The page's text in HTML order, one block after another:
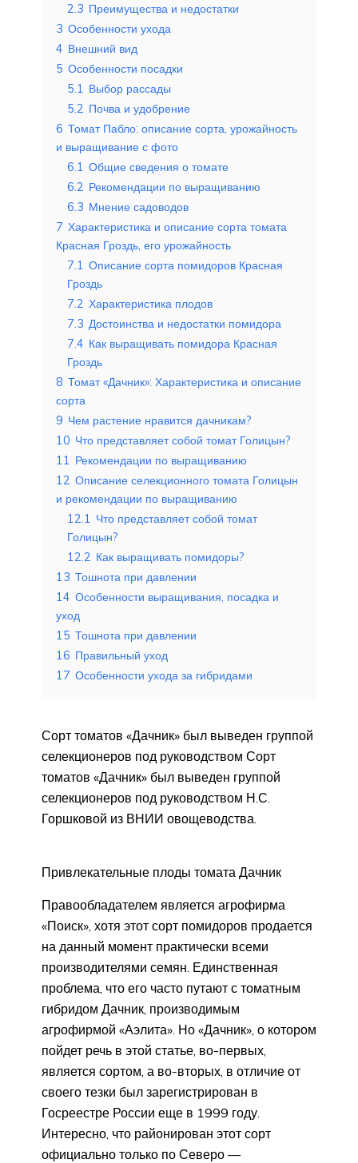
2.3 Преимущества и недостатки
3 Особенности ухода
4 Внешний вид
5 Особенности посадки
5.1 Выбор рассады
5.2 Почва и удобрение
6 Томат Пабло: описание сорта, урожайность
и выращивание с фото
6.1 Общие сведения о томате
6.2 Рекомендации по выращиванию
6.3 Мнение садоводов
7 Характеристика и описание сорта томата
Красная Гроздь, его урожайность
7.1 Описание сорта помидоров Красная
Гроздь
7.2 Характеристика плодов
7.3 Достоинства и недостатки помидора
7.4 Как выращивать помидора Красная
Гроздь
8 Томат «Дачник»: Характеристика и описание
сорта
9 Чем растение нравится дачникам?
10 Что представляет собой томат Голицын?
11 Рекомендации по выращиванию
12 Описание селекционного томата Голицын
и рекомендации по выращиванию
12.1 Что представляет собой томат
Голицын?
12.2 Как выращивать помидоры?
13 Тошнота при давлении
14 Особенности выращивания, посадка и
уход
15 Тошнота при давлении
16 Правильный уход
17 Особенности ухода за гибридами
Сорт томатов «Дачник» был выведен группой
селекционеров под руководством Сорт
томатов «Дачник» был выведен группой
селекционеров под руководством Н.С.
Горшковой из ВНИИ овощеводства.
Привлекательные плоды томата Дачник
Правообладателем является агрофирма
«Поиск», хотя этот сорт помидоров продается
на данный момент практически всеми
производителями семян. Единственная
проблема, что его часто путают с томатным
гибридом Дачник, производимым
агрофирмой «Аэлита». Но «Дачник», о котором
пойдет речь в этой статье, во-первых,
является сортом, а во-вторых, в отличие от
своего тезки был зарегистрирован в
Госреестре России еще в 1999 году.
Интересно, что районирован этот сорт
официально только по Северо —